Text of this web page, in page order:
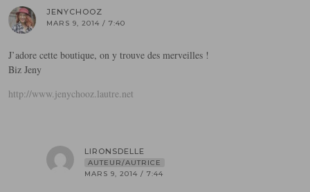
JENYCHOOZ
MARS 9, 2014 / 7:40
J’adore cette boutique, on y trouve des merveilles !
Biz Jeny
http://www.jenychooz.lautre.net
LIRONSDELLE
AUTEUR/AUTRICE
MARS 9, 2014 / 7:44